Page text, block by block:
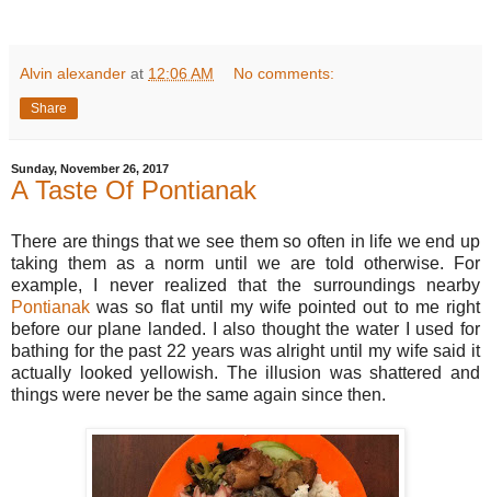
Alvin alexander at 12:06 AM No comments:
Share
Sunday, November 26, 2017
A Taste Of Pontianak
There are things that we see them so often in life we end up
taking them as a norm until we are told otherwise. For
example, I never realized that the surroundings nearby
Pontianak was so flat until my wife pointed out to me right
before our plane landed. I also thought the water I used for
bathing for the past 22 years was alright until my wife said it
actually looked yellowish. The illusion was shattered and
things were never be the same again since then.